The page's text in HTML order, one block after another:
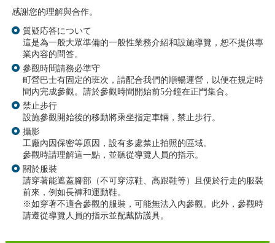
感謝您的理解與合作。
質疑応答について
這是為一般大眾準備的一般性業務介紹和設施導覽，恕不提供專
業內容的問答。
參觀時間請務必準守
町營巴士有固定的班次，請配合我們的順暢運營，以便在規定時
間內完成參觀。請於參觀時間開始前5分鐘在正門集合。
禁止步行
設施參觀開始後的移動將乘坐指定車輛，禁止步行。
攝影
工廠內因保密等原因，設有多處禁止拍照的區域。
參觀時請理解這一點，並聽從導覽人員的指示。
關於服裝
請穿著能遮蓋腳部（不可穿涼鞋、高跟鞋等）且便於行走的服裝
前來，例如長褲和運動鞋。
※如穿著不適合參觀的服裝，可能無法入內參觀。此外，參觀時
請遵從導覽人員的指示並配戴防護具。